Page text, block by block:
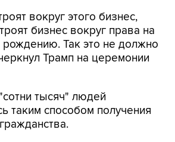
вокруг этого бизнес,
бизнес вокруг права на
рождению. Так это не должно
Трамп на церемонии
тысяч" людей
таким способом получения